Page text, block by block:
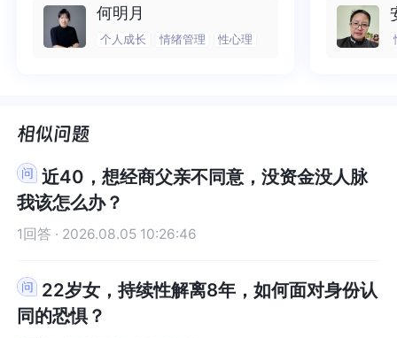
来，觉得不必再踽踽独行，也不必
再困于桎梏，更不必觉得这半生所
前行。
不必再踽踽独行，也不必再困于桎
梏，更不必觉得这半生所积，靡有
行。
何明月
个人成长 情绪管理 性心理
我喘不
逐渐释
气的情
然。感
近40，想经商父亲不同意，没资金没人脉
我该怎么办？
1回答 · 2026.08.05 10:26:46
22岁女，持续性解离8年，如何面对身份认
同的恐惧？